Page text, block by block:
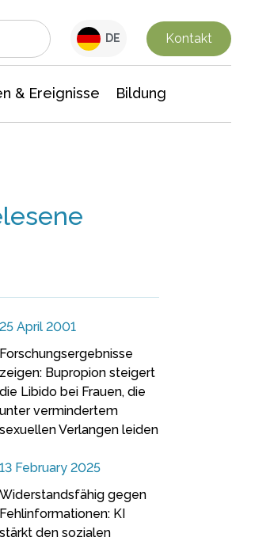
DE Kontakt
& Ereignisse Bildung
25 April 2001
Forschungsergebnisse
zeigen: Bupropion steigert
die Libido bei Frauen, die
unter vermindertem
sexuellen Verlangen leiden
13 February 2025
Widerstandsfähig gegen
Fehlinformationen: KI
stärkt den sozialen